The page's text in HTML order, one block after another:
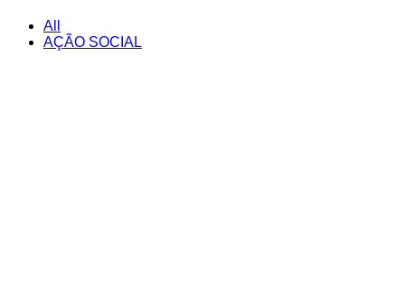
All
AÇÃO SOCIAL